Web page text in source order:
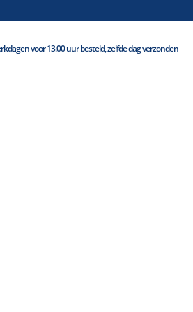
voor 13.00 uur besteld, zelfde dag verzonden